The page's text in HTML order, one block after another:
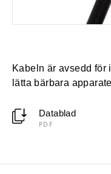
Kabeln är avsedd för
lätta bärbara
Datablad
PDF